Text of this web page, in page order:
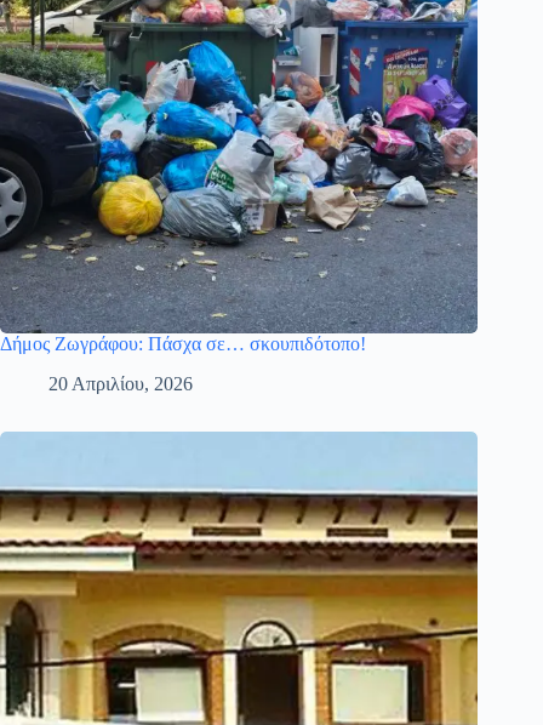
Δήμος Ζωγράφου: Πάσχα σε… σκουπιδότοπο!
20 Απριλίου, 2026